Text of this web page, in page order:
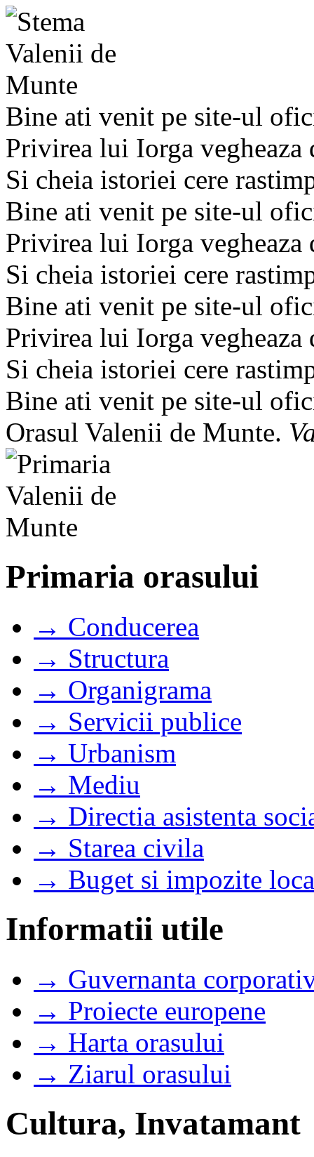
Bine ati venit pe site-ul
Privirea lui Iorga
Si cheia istoriei cere
Bine ati venit pe site-ul
Privirea lui Iorga
Si cheia istoriei cere
Bine ati venit pe site-ul
Privirea lui Iorga
Si cheia istoriei cere
Bine ati venit pe site-ul
Orasul Valenii de Munte.
Primaria orasului
→ Conducerea
→ Structura
→ Organigrama
→ Servicii publice
→ Urbanism
→ Mediu
→ Directia asistenta
→ Starea civila
→ Buget si impozite
Informatii utile
→ Guvernanta
→ Proiecte europene
→ Harta orasului
→ Ziarul orasului
Cultura, Invatamant